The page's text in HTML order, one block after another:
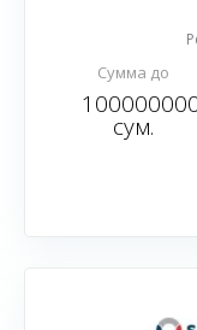
Сумма до
сум.